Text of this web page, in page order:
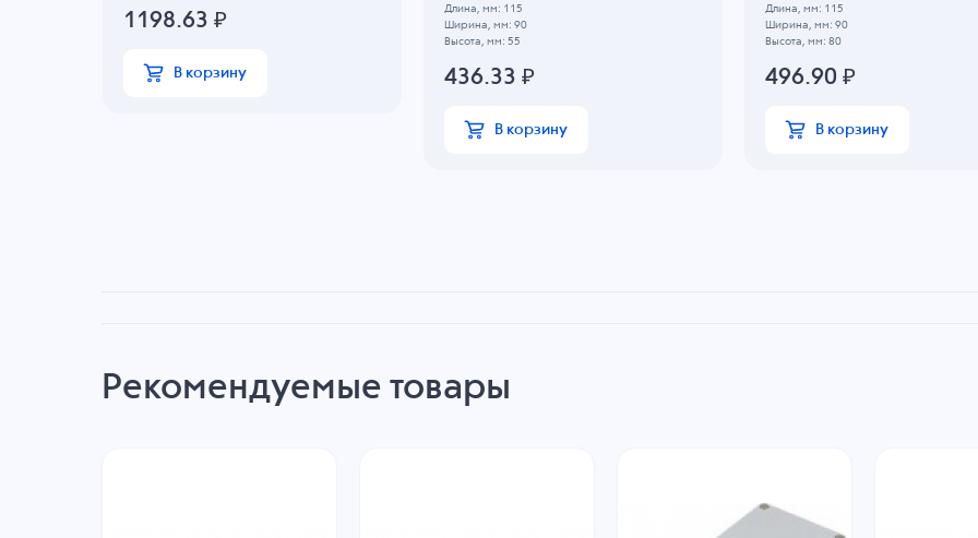
1198.63 ₽
В корзину
Длина, мм: 115
Ширина, мм: 90
Высота, мм: 55
436.33 ₽
В корзину
Длина, мм: 115
Ширина, мм: 90
Высота, мм: 80
496.90 ₽
В корзину
Рекомендуемые товары